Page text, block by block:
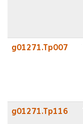
g01271.Tp007
g01271.Tp116